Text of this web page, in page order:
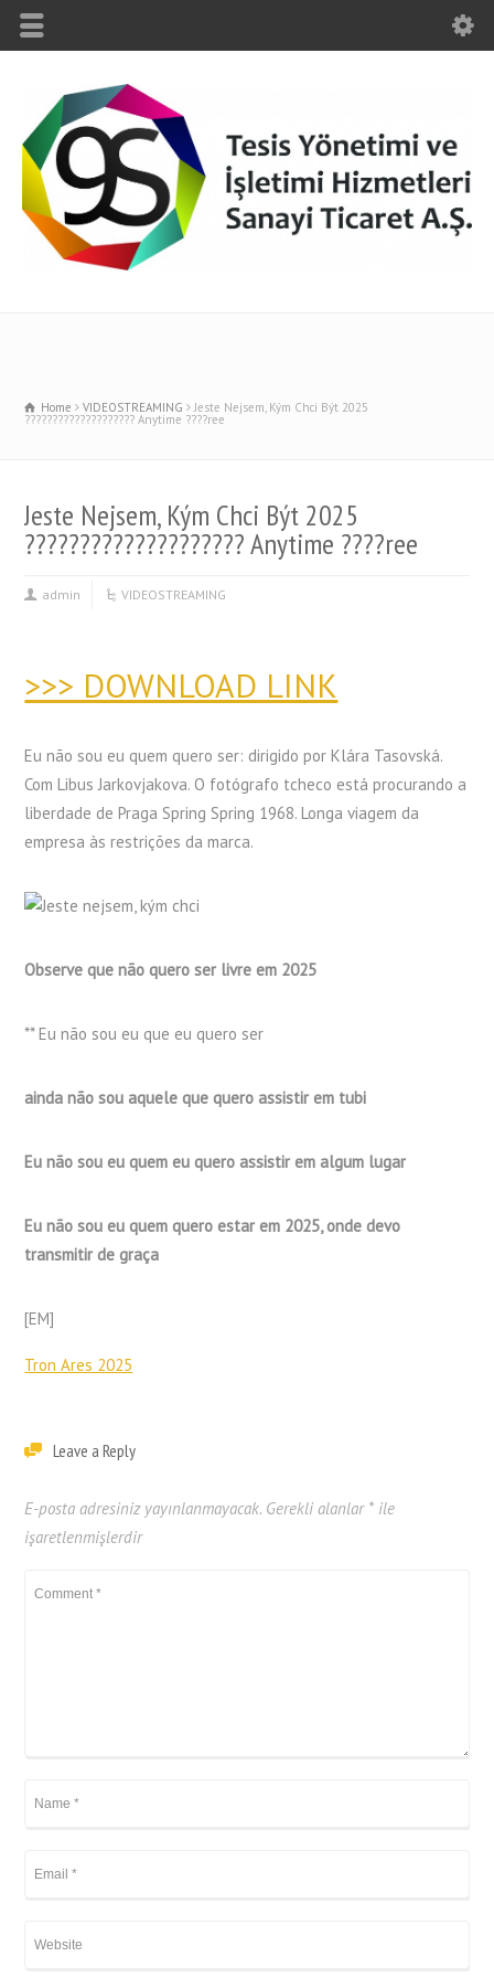
Home VIDEOSTREAMING Jeste Nejsem, Kým Chci Být 2025
???????????????????? Anytime ????ree
Jeste Nejsem, Kým Chci Být 2025
???????????????????? Anytime ????ree
admin VIDEOSTREAMING
>>> DOWNLOAD LINK
Eu não sou eu quem quero ser: dirigido por Klára Tasovská.
Com Libus Jarkovjakova. O fotógrafo tcheco está procurando a
liberdade de Praga Spring Spring 1968. Longa viagem da
empresa às restrições da marca.
Observe que não quero ser livre em 2025
** Eu não sou eu que eu quero ser
ainda não sou aquele que quero assistir em tubi
Eu não sou eu quem eu quero assistir em algum lugar
Eu não sou eu quem quero estar em 2025, onde devo
transmitir de graça
[EM]
Tron Ares 2025
Leave a Reply
E-posta adresiniz yayınlanmayacak. Gerekli alanlar * ile
işaretlenmişlerdir